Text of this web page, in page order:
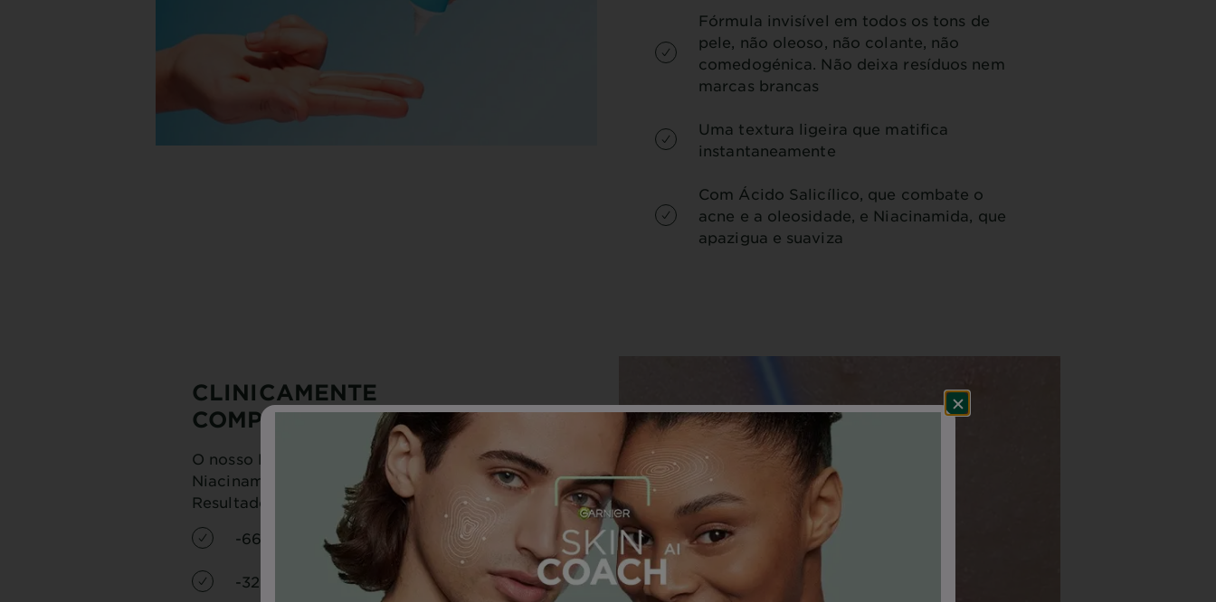
Fórmula invisível em todos os tons de
pele, não oleoso, não colante, não
comedogénica. Não deixa resíduos nem
marcas brancas
Uma textura ligeira que matifica
instantaneamente
Com Ácido Salicílico, que combate o
acne e a oleosidade, e Niacinamida, que
apazigua e suaviza
CLINICAMENTE
COMPROVADO
O nosso Fluido Anti-UV Diário com BHA +
Niacinamida ajuda a reduzir as imperfeições.
Resultados clínicos comprovados*:
-66% imperfeições.
-32% aparência de marcas de acne.